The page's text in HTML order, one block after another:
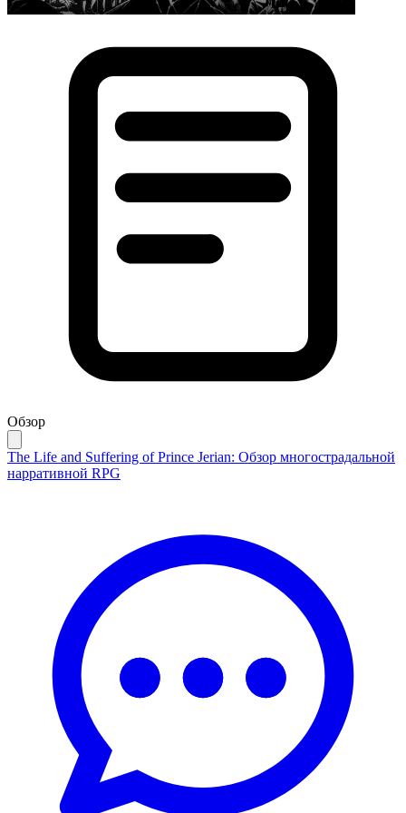
Обзор
The Life and Suffering of Prince Jerian: Обзор многострадальной
нарративной RPG